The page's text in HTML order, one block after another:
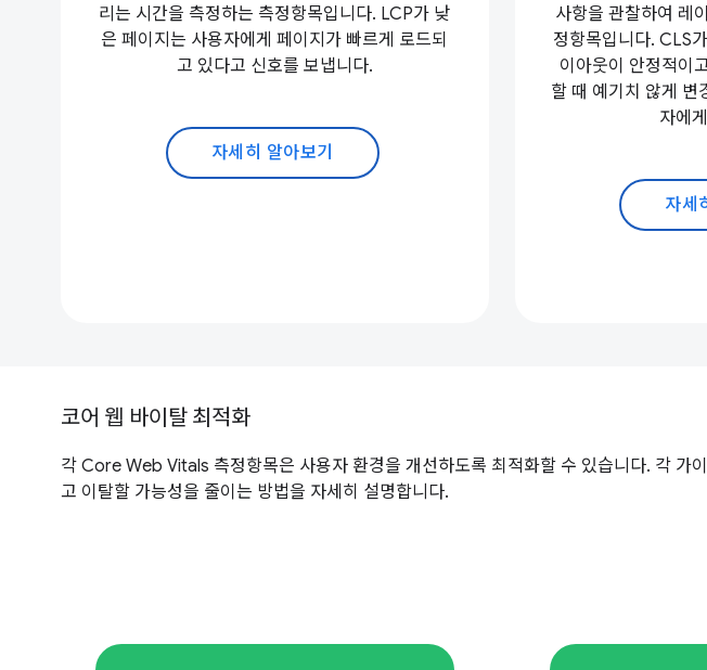
리는 시간을 측정하는 측정항목입니다. LCP가 낮
은 페이지는 사용자에게 페이지가 빠르게 로드되
고 있다고 신호를 보냅니다.
자세히 알아보기
사항을 관찰하여 레
정항목입니다. CLS
이아웃이 안정적이
할 때 예기치 않게 변
자에
자세
코어 웹 바이탈 최적화
각 Core Web Vitals 측정항목은 사용자 환경을 개선하도록 최적화할 수 있습니다. 각 가
고 이탈할 가능성을 줄이는 방법을 자세히 설명합니다.